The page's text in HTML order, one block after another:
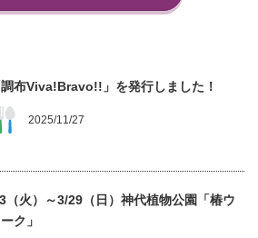
調布Viva!Bravo!!」を発行しました！
2025/11/27
（火）～3/29（日）神代植物公園「椿ウ
ク」